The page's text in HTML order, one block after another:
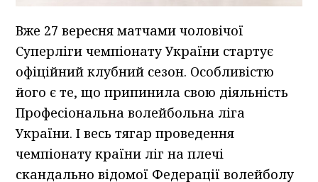
Вже 27 вересня матчами чоловічої
Суперліги чемпіонату України стартує
офіційний клубний сезон. Особливістю
його є те, що припинила свою діяльність
Професіональна волейбольна ліга
України. І весь тягар проведення
чемпіонату країни ліг на плечі
скандально відомої Федерації волейболу